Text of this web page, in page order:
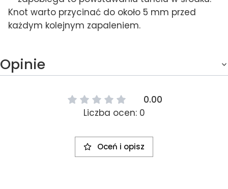
Knot warto przycinać do około 5 mm przed
każdym kolejnym zapaleniem.
Opinie
0.00
Liczba ocen: 0
Oceń i opisz